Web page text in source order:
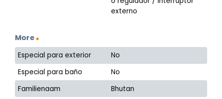
externo
More
Especial para exterior
No
Especial para baño
No
Familienaam
Bhutan